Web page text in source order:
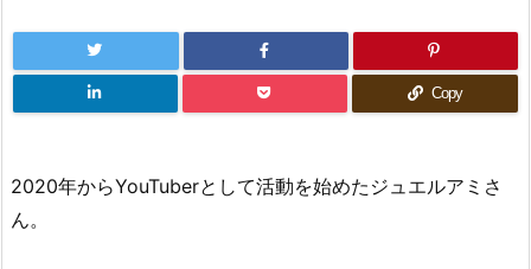
Copy
2020年からYouTuberとして活動を始めたジュエルアミさ
ん。